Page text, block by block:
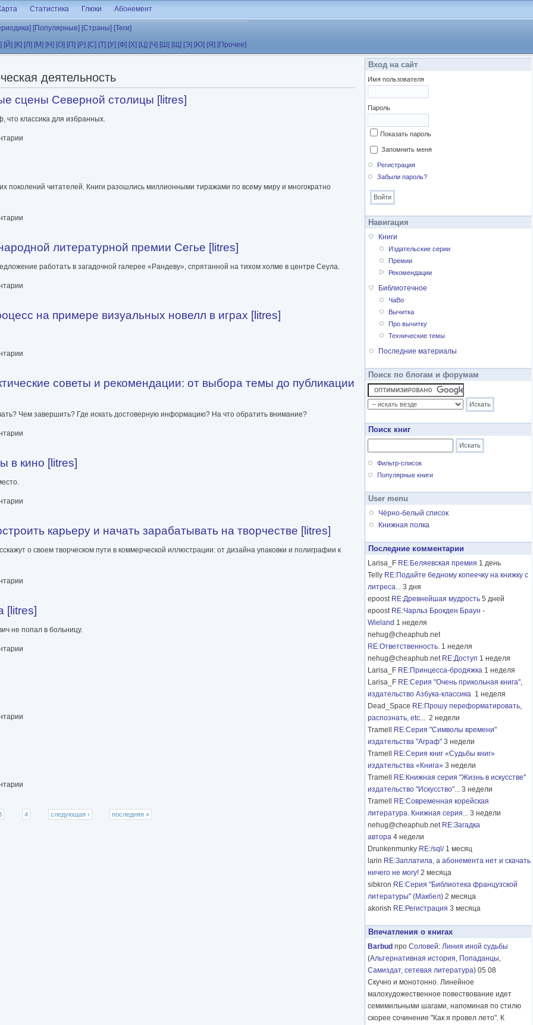
Статистика Глюки Абонемент
[Популярные] [Страны] [Теги]
[Й] [К] [Л] [М] [Н] [О] [П] [Р] [С] [Т] [У] [Ф] [Х] [Ц] [Ч] [Ш] [Щ] [Э] [Ю] [Я] [Прочее]
деятельность
сцены Северной столицы [litres]
что классика для избранных.
столицы [litres]
поколений читателей. Книги разошлись миллионными тиражами по всему миру и многократно
литературной премии Сегье [litres]
работать в загадочной галерее «Рандеву», спрятанной на тихом холме в центре Сеула.
премии Сегье [litres]
на примере визуальных новелл в играх [litres]
визуальных новелл в играх [litres]
советы и рекомендации: от выбора темы до публикации
Чем завершить? Где искать достоверную информацию? На что обратить внимание?
и рекомендации: от выбора темы до публикации [litres]
в кино [litres]
карьеру и начать зарабатывать на творчестве [litres]
о своем творческом пути в коммерческой иллюстрации: от дизайна упаковки и полиграфии к
и начать зарабатывать на творчестве [litres]
[litres]
не попал в больницу.
4 следующая › последняя »
Вход на сайт
Имя пользователя
Пароль
Показать пароль
Запомнить меня
Регистрация
Забыли пароль?
Навигация
Книги
Издательские серии
Премии
Рекомендации
Библиотечное
ЧаВо
Вычитка
Про вычитку
Технические темы
Последние материалы
Поиск по блогам и форумам
Поиск книг
Фильтр-список
Популярные книги
User menu
Чёрно-белый список
Книжная полка
Последние комментарии
Larisa_F RE:Беляевская премия 1 день
Telly RE:Подайте бедному копеечку на книжку с
литреса... 3 дня
epoost RE:Древнейшая мудрость 5 дней
epoost RE:Чарльз Брокден Браун -
Wieland 1 неделя
nehug@cheaphub.net
RE:Ответственность. 1 неделя
nehug@cheaphub.net RE:Доступ 1 неделя
Larisa_F RE:Принцесса-бродяжка 1 неделя
Larisa_F RE:Серия "Очень прикольная книга",
издательство Азбука-классика 1 неделя
Dead_Space RE:Прошу переформатировать,
распознать, etc... 2 недели
Tramell
RE:Серия "Символы времени"
издательства "Аграф" 3 недели
Tramell
RE:Серия книг «Судьбы книг»
издательства «Книга» 3 недели
Tramell
RE:Книжная серия "Жизнь в искусстве"
издательство "Искусство"... 3 недели
Tramell
RE:Современная корейская
литература. Книжная серия... 3 недели
nehug@cheaphub.net RE:Загадка
автора 4 недели
Drunkenmunky RE:/sql/ 1 месяц
larin RE:Заплатила, а абонемента нет и скачать
ничего не могу! 2 месяца
sibkron RE:Серия "Библиотека французской
литературы" (Макбел) 2 месяца
akorish RE:Регистрация 3 месяца
Впечатления о книгах
Barbud про Соловей: Линия иной судьбы
(Альтернативная история, Попаданцы,
Самиздат, сетевая литература) 05 08
Скучно и монотонно. Линейное
малохудожественное повествование идет
семимильными шагами, напоминая по стилю
скорее сочинение "Как я провел лето". К